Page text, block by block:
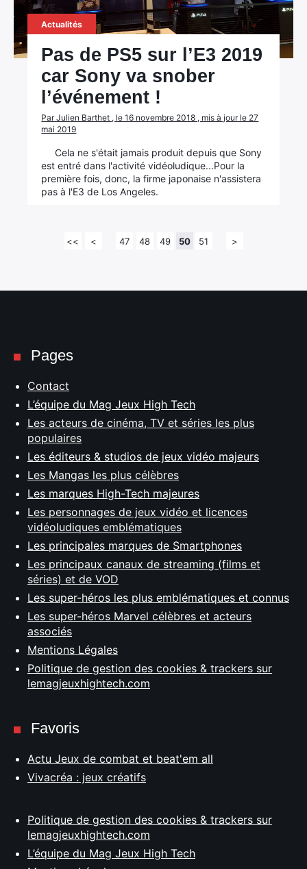
Actualités
Pas de PS5 sur l’E3 2019
car Sony va snober
l’événement !
Par Julien Barthet , le 16 novembre 2018 , mis à jour le 27
mai 2019
Cela ne s'était jamais produit depuis que Sony
est entré dans l'activité vidéoludique...Pour la
première fois, donc, la firme japonaise n'assistera
pas à l'E3 de Los Angeles.
<< < 47 48 49 50 51 >
Pages
Contact
L’équipe du Mag Jeux High Tech
Les acteurs de cinéma, TV et séries les plus
populaires
Les éditeurs & studios de jeux vidéo majeurs
Les Mangas les plus célèbres
Les marques High-Tech majeures
Les personnages de jeux vidéo et licences
vidéoludiques emblématiques
Les principales marques de Smartphones
Les principaux canaux de streaming (films et
séries) et de VOD
Les super-héros les plus emblématiques et connus
Les super-héros Marvel célèbres et acteurs
associés
Mentions Légales
Politique de gestion des cookies & trackers sur
lemagjeuxhightech.com
Favoris
Actu Jeux de combat et beat'em all
Vivacréa : jeux créatifs
Politique de gestion des cookies & trackers sur
lemagjeuxhightech.com
L’équipe du Mag Jeux High Tech